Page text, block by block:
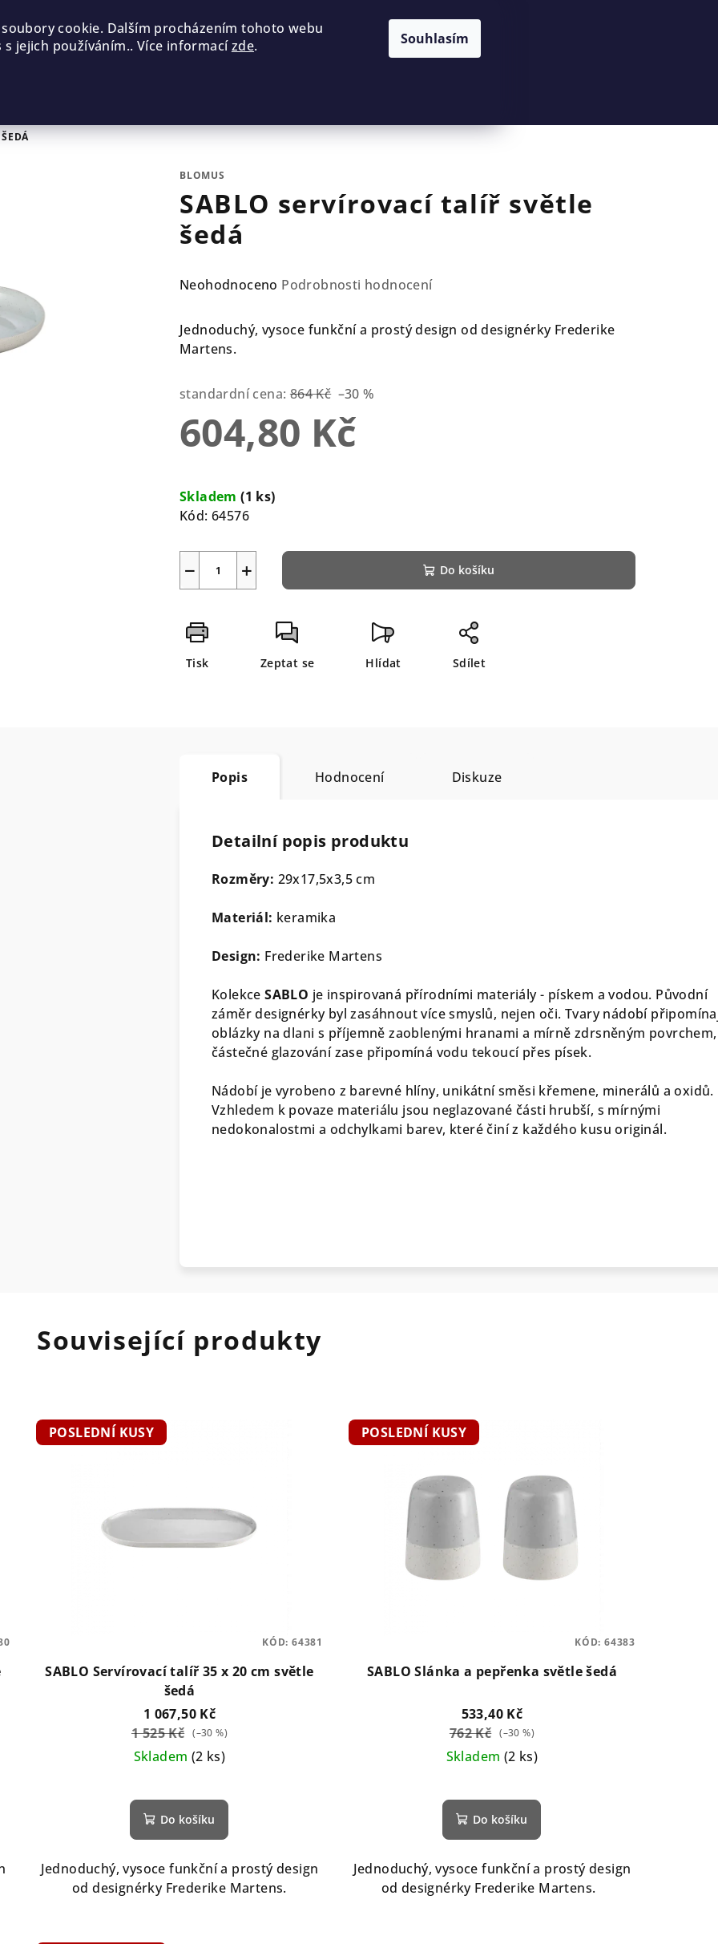
cookie. Dalším procházením tohoto webu
jejich používáním.. Více informacízde. Souhlasím
BLOMUS
SABLO servírovací talíř světle
šedá
Průměrné
produktu
je
5
hvězdiček.
Neohodnoceno Podrobnosti hodnocení
Jednoduchý, vysoce funkční a prostý design od designérky Frederike
Martens.
standardní cena: 864 Kč –30 %
604,80 Kč
cena:
Skladem(1 ks)
Kód: 64576
+
− Do košíku
Tisk Zeptat se Hlídat Sdílet
Popis Hodnocení Diskuze
Detailní popis produktu
Rozměry: 29x17,5x3,5 cm
Materiál: keramika
Design: Frederike Martens
KolekceSABLO je inspirovaná přírodními materiály - pískem a vodou. Původní
záměr designérky byl zasáhnout více smyslů, nejen oči. Tvary nádobí
oblázky na dlani s příjemně zaoblenými hranami a mírně zdrsněným povrchem,
částečné glazování zase připomíná vodu tekoucí přes písek.
Nádobí je vyrobeno z barevné hlíny, unikátní směsi křemene, minerálů a oxidů.
Vzhledem k povaze materiálu jsou neglazované části hrubší, s mírnými
nedokonalostmi a odchylkami barev, které činí z každého kusu originál.
Související produkty
POSLEDNÍ KUSY
SABLO Servírovací talíř 35 x 20 cm světle
šedá
1 067,50 Kč
1 525 Kč (–30 %)
Skladem (2 ks)
Do košíku
Jednoduchý, vysoce funkční a prostý design
od designérky Frederike Martens.
KÓD: 64381
POSLEDNÍ KUSY
SABLO Slánka a pepřenka světle šedá
533,40 Kč
762 Kč (–30 %)
Skladem (2 ks)
Do košíku
Jednoduchý, vysoce funkční a prostý design
od designérky Frederike Martens.
KÓD: 64383